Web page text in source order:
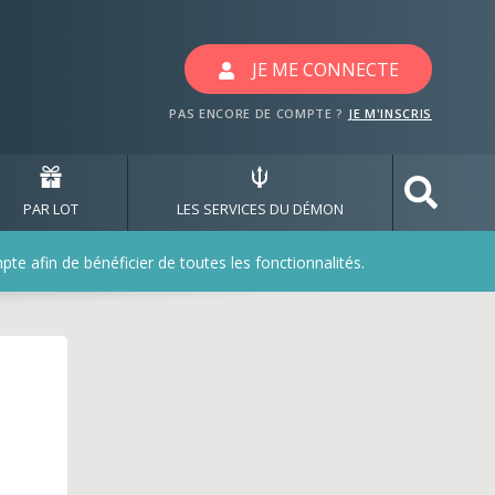
JE ME CONNECTE
PAS ENCORE DE COMPTE ? JE M'INSCRIS
PAR LOT LES SERVICES DU DÉMON
afin de bénéficier de toutes les fonctionnalités.